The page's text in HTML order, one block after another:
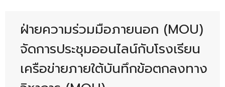
ฝ่ายความร่วมมือภายนอก (MOU)
จัดการประชุมออนไลน์กับโรงเรียน
เครือข่ายภายใต้บันทึกข้อตกลงทาง